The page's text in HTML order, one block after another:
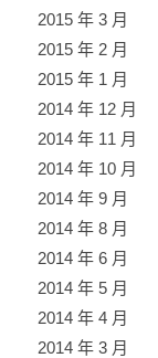
2015 年 3 月
2015 年 2 月
2015 年 1 月
2014 年 12 月
2014 年 11 月
2014 年 10 月
2014 年 9 月
2014 年 8 月
2014 年 6 月
2014 年 5 月
2014 年 4 月
2014 年 3 月